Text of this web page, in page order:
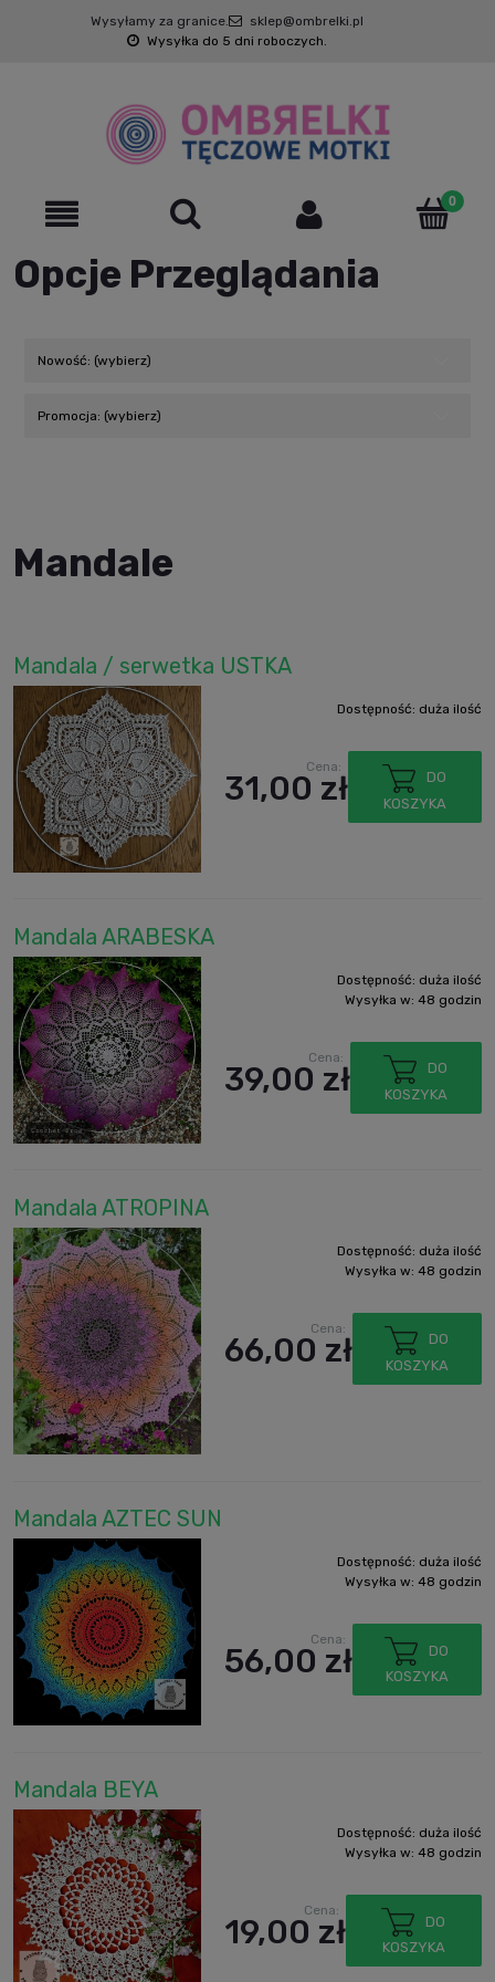
Wysyłamy za granice.
sklep@ombrelki.pl
Wysyłka do 5 dni roboczych.
Opcje Przeglądania
Nowość: (wybierz)
Promocja: (wybierz)
Mandale
Mandala / serwetka USTKA
Dostępność: duża ilość
Cena:
31,00 zł
DO
KOSZYKA
Mandala ARABESKA
Dostępność: duża ilość
Wysyłka w: 48 godzin
Cena:
39,00 zł
DO
KOSZYKA
Mandala ATROPINA
Dostępność: duża ilość
Wysyłka w: 48 godzin
Cena:
66,00 zł
DO
KOSZYKA
Mandala AZTEC SUN
Dostępność: duża ilość
Wysyłka w: 48 godzin
Cena:
56,00 zł
DO
KOSZYKA
Mandala BEYA
Dostępność: duża ilość
Wysyłka w: 48 godzin
Cena:
19,00 zł
DO
KOSZYKA